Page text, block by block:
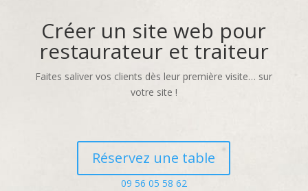
Créer un site web pour
restaurateur et traiteur
Faites saliver vos clients dès leur première visite… sur
votre site !
Réservez une table
09 56 05 58 62